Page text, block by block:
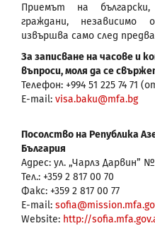
Приемът на
граждани, независимо
извършва само след
За записване на часове и
въпроси, моля да се
Телефон: +994 51 225 74 71
Е-mail: visa.baku@mfa.bg
Посолство на Република
България
Адрес: ул. „Чарлз Дарвин”
Тел.: +359 2 817 00 70
Факс: +359 2 817 00 77
E-mail:
Website: http://